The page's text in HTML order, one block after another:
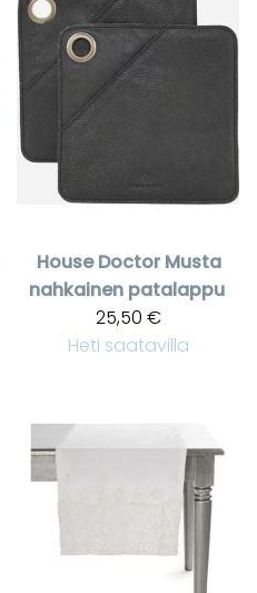
House Doctor Musta
nahkainen patalappu
25,50 €
Heti saatavilla